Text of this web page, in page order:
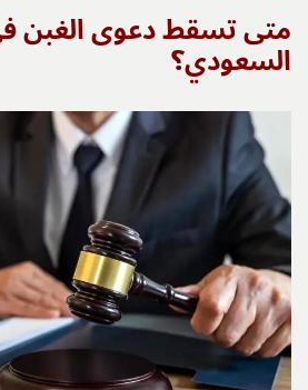
متى تسقط دعوى الغبن
السعودي؟